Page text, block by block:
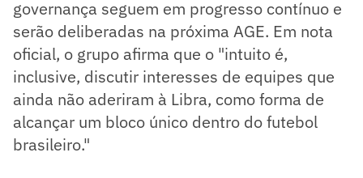
governança seguem em progresso contínuo e
serão deliberadas na próxima AGE. Em nota
oficial, o grupo afirma que o "intuito é,
inclusive, discutir interesses de equipes que
ainda não aderiram à Libra, como forma de
alcançar um bloco único dentro do futebol
brasileiro."